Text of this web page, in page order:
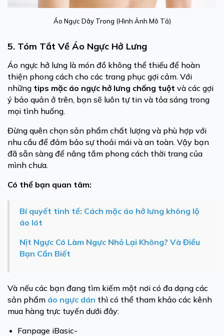
Áo Ngực Dây Trong (Hình Ảnh Mô Tả)
5. Tóm Tắt Về Áo Ngực Hở Lưng
Áo ngực hở lưng là món đồ không thể thiếu để hoàn
thiện phong cách cho các trang phục gợi cảm. Với
những tips mặc áo ngực hở lưng chống tuột và các gợi
ý bảo quản ở trên, bạn sẽ luôn tự tin và tỏa sáng trong
mọi tình huống.
Đừng quên chọn sản phẩm chất lượng và phù hợp với
nhu cầu để đảm bảo sự thoải mái và an toàn. Vậy bạn
đã sẵn sàng để nâng tầm phong cách thời trang của
mình chưa.
Có thể bạn quan tâm:
Bí quyết tinh tế: Cách mặc áo hở lưng không lộ
áo lót
Nịt Ngực Có Làm Ngực Nhỏ Lại Không? Và Điều
Bạn Cần Biết
Và nếu các bạn đang tìm kiếm một nơi có đa dạng các
sản phẩm áo ngực dán thì có thể tham khảo các kênh
mua hàng trực tuyến dưới đây:
Fanpage iBasic-